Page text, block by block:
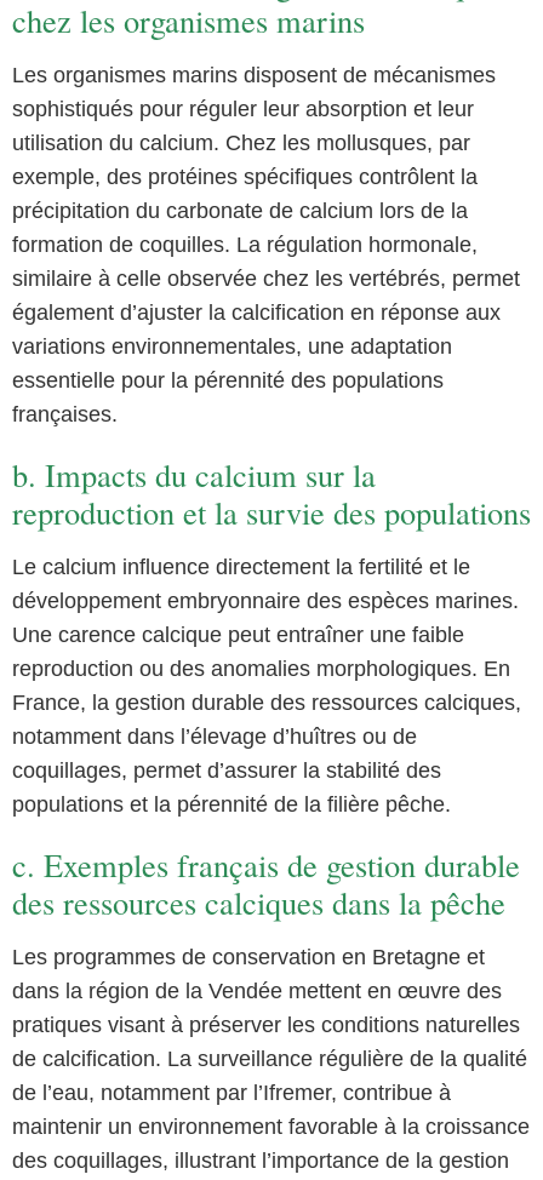
chez les organismes marins
Les organismes marins disposent de mécanismes
sophistiqués pour réguler leur absorption et leur
utilisation du calcium. Chez les mollusques, par
exemple, des protéines spécifiques contrôlent la
précipitation du carbonate de calcium lors de la
formation de coquilles. La régulation hormonale,
similaire à celle observée chez les vertébrés, permet
également d’ajuster la calcification en réponse aux
variations environnementales, une adaptation
essentielle pour la pérennité des populations
françaises.
b. Impacts du calcium sur la
reproduction et la survie des populations
Le calcium influence directement la fertilité et le
développement embryonnaire des espèces marines.
Une carence calcique peut entraîner une faible
reproduction ou des anomalies morphologiques. En
France, la gestion durable des ressources calciques,
notamment dans l’élevage d’huîtres ou de
coquillages, permet d’assurer la stabilité des
populations et la pérennité de la filière pêche.
c. Exemples français de gestion durable
des ressources calciques dans la pêche
Les programmes de conservation en Bretagne et
dans la région de la Vendée mettent en œuvre des
pratiques visant à préserver les conditions naturelles
de calcification. La surveillance régulière de la qualité
de l’eau, notamment par l’Ifremer, contribue à
maintenir un environnement favorable à la croissance
des coquillages, illustrant l’importance de la gestion